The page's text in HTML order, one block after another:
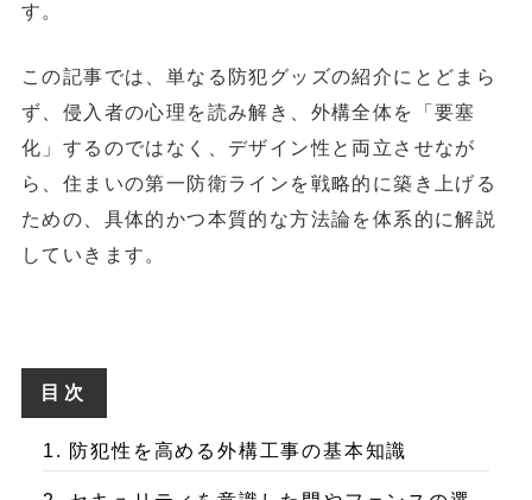
す。
この記事では、単なる防犯グッズの紹介にとどまら
ず、侵入者の心理を読み解き、外構全体を「要塞
化」するのではなく、デザイン性と両立させなが
ら、住まいの第一防衛ラインを戦略的に築き上げる
ための、具体的かつ本質的な方法論を体系的に解説
していきます。
目次
1. 防犯性を高める外構工事の基本知識